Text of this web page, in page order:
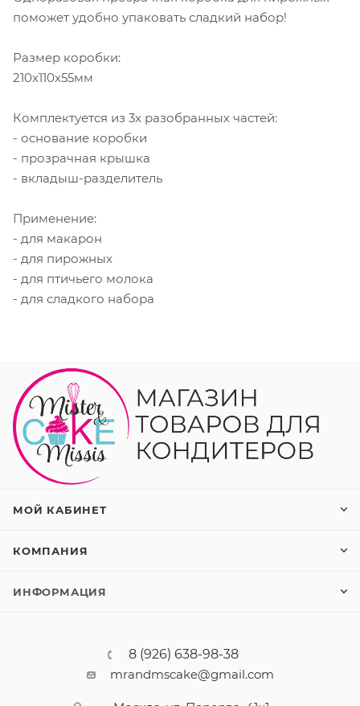
поможет удобно упаковать сладкий набор!
Размер коробки:
210х110х55мм
Комплектуется из 3х разобранных частей:
- основание коробки
- прозрачная крышка
- вкладыш-разделитель
Применение:
- для макарон
- для пирожных
- для птичьего молока
- для сладкого набора
МОЙ КАБИНЕТ
КОМПАНИЯ
ИНФОРМАЦИЯ
8 (926) 638-98-38
mrandmscake@gmail.com